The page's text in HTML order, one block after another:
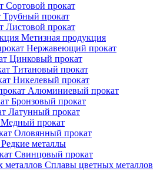
Сортовой прокат
Трубный прокат
Листовой прокат
Метизная продукция
Нержавеющий прокат
Цинковый прокат
Титановый прокат
Никелевый прокат
Алюминиевый прокат
Бронзовый прокат
Латунный прокат
Медный прокат
Оловянный прокат
Редкие металлы
Свинцовый прокат
Сплавы цветных металлов